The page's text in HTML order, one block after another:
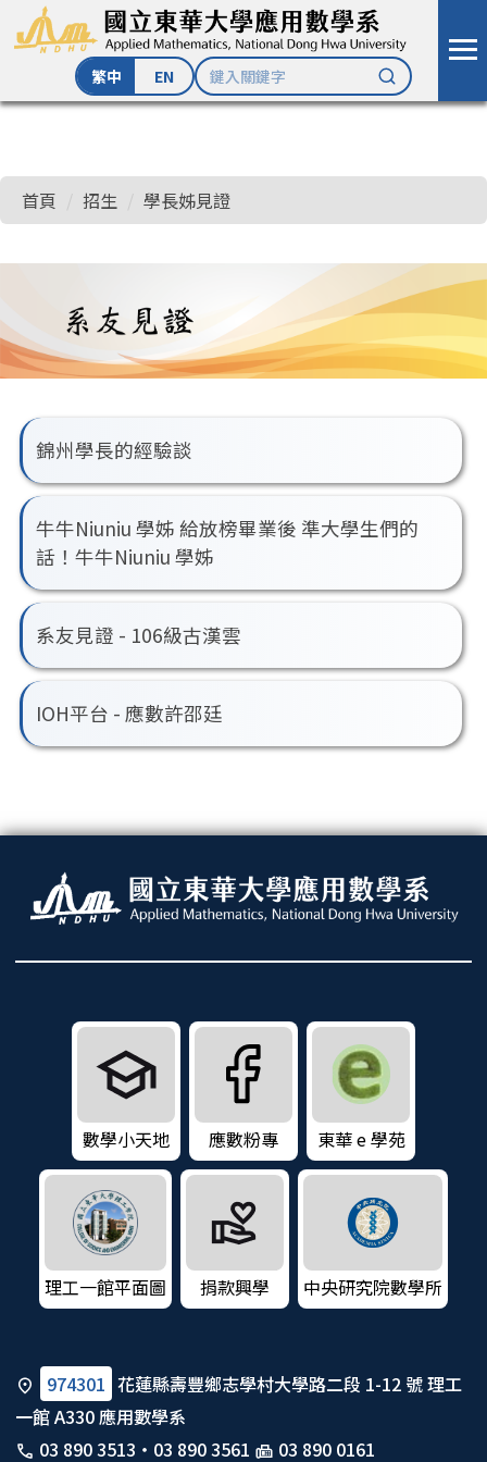
主
要
內
區
繁中 EN
首頁 招生 學長姊見證
錦州學長的經驗談
牛牛Niuniu 學姊 給放榜畢業後 準大學生們的
話！牛牛Niuniu 學姊
系友見證 - 106級古漢雲
IOH平台 - 應數許邵廷
數學小天地 應數粉專 東華 e 學苑
理工一館平面圖 捐款興學 中央研究院數學所
974301 花蓮縣壽豐鄉志學村大學路二段 1-12 號 理工
一館 A330 應用數學系
03 890 3513 ・ 03 890 3561 03 890 0161